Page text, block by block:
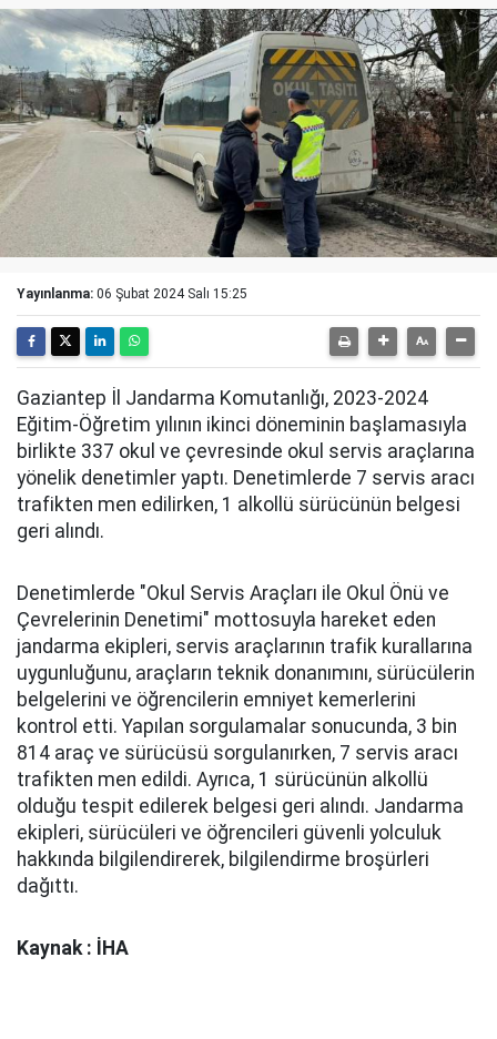
Yayınlanma: 06 Şubat 2024 Salı 15:25
Gaziantep İl Jandarma Komutanlığı, 2023-2024
Eğitim-Öğretim yılının ikinci döneminin başlamasıyla
birlikte 337 okul ve çevresinde okul servis araçlarına
yönelik denetimler yaptı. Denetimlerde 7 servis aracı
trafikten men edilirken, 1 alkollü sürücünün belgesi
geri alındı.
Denetimlerde "Okul Servis Araçları ile Okul Önü ve
Çevrelerinin Denetimi" mottosuyla hareket eden
jandarma ekipleri, servis araçlarının trafik kurallarına
uygunluğunu, araçların teknik donanımını, sürücülerin
belgelerini ve öğrencilerin emniyet kemerlerini
kontrol etti. Yapılan sorgulamalar sonucunda, 3 bin
814 araç ve sürücüsü sorgulanırken, 7 servis aracı
trafikten men edildi. Ayrıca, 1 sürücünün alkollü
olduğu tespit edilerek belgesi geri alındı. Jandarma
ekipleri, sürücüleri ve öğrencileri güvenli yolculuk
hakkında bilgilendirerek, bilgilendirme broşürleri
dağıttı.
Kaynak : İHA